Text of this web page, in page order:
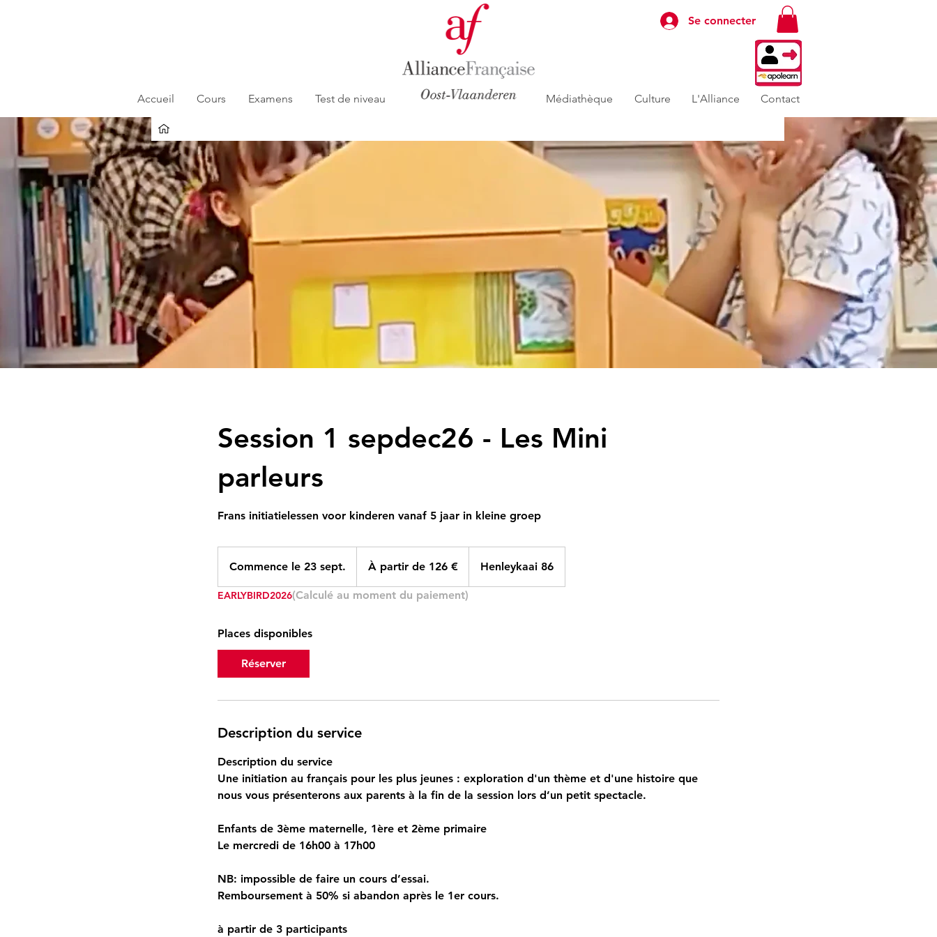
Accueil Cours Examens Test de niveau
Se connecter
Médiathèque Culture L'Alliance Contact
Session 1 sepdec26 - Les Mini
parleurs
Frans initiatielessen voor kinderen vanaf 5 jaar in kleine groep
Commence le 23 sept.
o
m
l
2
e
p
.
partir
À partir de 126 € Henleykaai 86
EARLYBIRD2026(Calculé au moment du paiement)
Places disponibles
Réserver
Description du service
Description du service
Une initiation au français pour les plus jeunes : exploration d'un thème et d'une histoire que
nous vous présenterons aux parents à la fin de la session lors d’un petit spectacle.
Enfants de 3ème maternelle, 1ère et 2ème primaire
Le mercredi de 16h00 à 17h00
​NB: impossible de faire un cours d’essai.
Remboursement à 50% si abandon après le 1er cours.
à partir de 3 participants